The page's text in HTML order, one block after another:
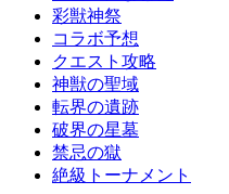
彩獣神祭
コラボ予想
クエスト攻略
神獣の聖域
転界の遺跡
破界の星墓
禁忌の獄
絶級トーナメント